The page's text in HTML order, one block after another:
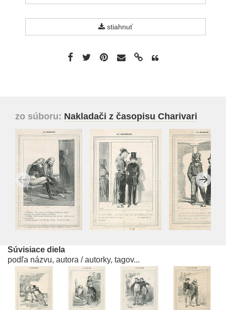
stiahnuť
zo súboru: Nakladači z časopisu Charivari
Súvisiace diela
podľa názvu, autora / autorky, tagov...